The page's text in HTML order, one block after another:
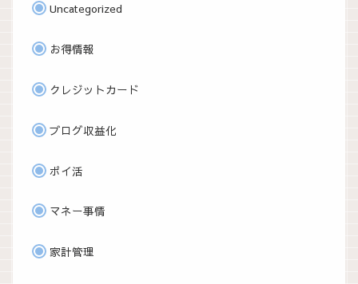
Uncategorized
お得情報
クレジットカード
ブログ収益化
ポイ活
マネー事情
家計管理